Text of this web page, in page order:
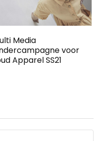
Media
voor
Apparel SS21